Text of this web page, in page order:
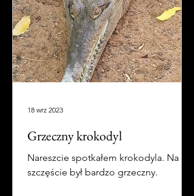
Grzeczny krokodyl
Nareszcie spotkałem krokodyla. Na
szczęście był bardzo grzeczny.
18 wrz 2023